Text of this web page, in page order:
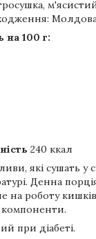
на 100 г:
240 ккал
які сушать у
Денна
на роботу
компоненти.
при діабеті.